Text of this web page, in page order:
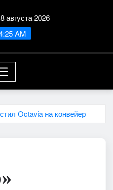
августа 2026
AM
Octavia на конвейер